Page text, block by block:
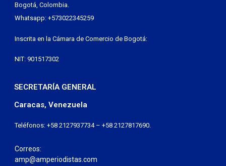
Bogotá, Colombia.
Whatsapp: +573022345259
Inscrita en la Cámara de Comercio de Bogotá:
NIT: 901517302
SECRETARÍA GENERAL
Caracas, Venezuela
Teléfonos: +58 2127937734 – +58 2127817690.
Correos:
amp@amperiodistas.com